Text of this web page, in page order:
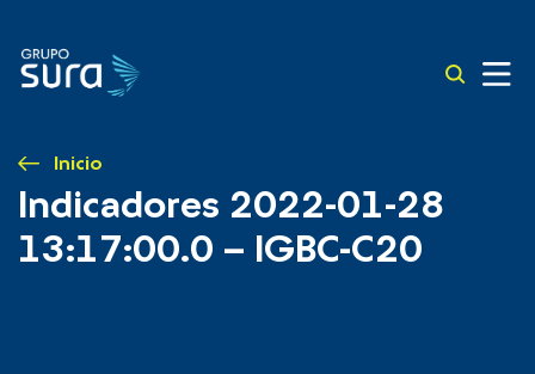
Inicio
Indicadores 2022-01-28
13:17:00.0 – IGBC-C20